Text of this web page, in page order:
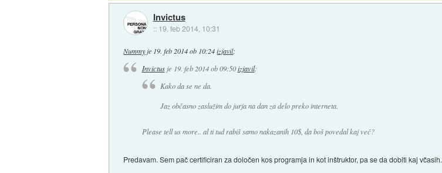
Invictus
:: 19. feb 2014, 10:31
Nummyje 19. feb 2014 ob 10:24 izjavil:
Invictusje 19. feb 2014 ob 09:50 izjavil:
Kako da se ne da.
Jaz občasno zaslužim do jurja na dan za delo preko interneta.
Please tell us more.. al ti tud rabiš samo nakazanih 10$, da boš povedal kaj več?
Predavam. Sem pač certificiran za določen kos programja in kot inštruktor, pa se da dobiti kaj včasih.